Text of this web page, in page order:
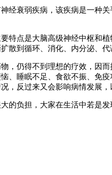
衰弱疾病，该疾病是一种
点是大脑高级神经中枢和
到循环、消化、内分泌、代
仍得不到理想的疗效，因
、睡眠不足、食欲不振、免
，反过来又会影响病情发展，
负担，大家在生活中若是